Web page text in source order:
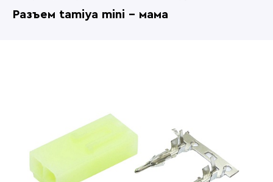
Разъем tamiya mini - мама